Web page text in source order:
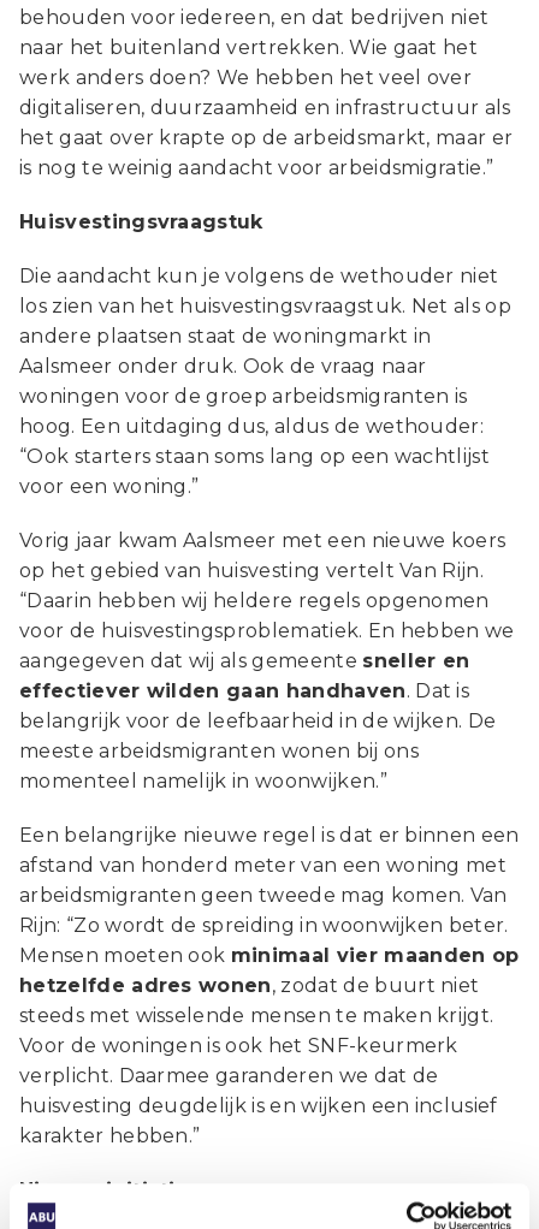
behouden voor iedereen, en dat bedrijven niet
naar het buitenland vertrekken. Wie gaat het
werk anders doen? We hebben het veel over
digitaliseren, duurzaamheid en infrastructuur als
het gaat over krapte op de arbeidsmarkt, maar er
is nog te weinig aandacht voor arbeidsmigratie.”
Huisvestingsvraagstuk
Die aandacht kun je volgens de wethouder niet
los zien van het huisvestingsvraagstuk. Net als op
andere plaatsen staat de woningmarkt in
Aalsmeer onder druk. Ook de vraag naar
woningen voor de groep arbeidsmigranten is
hoog. Een uitdaging dus, aldus de wethouder:
“Ook starters staan soms lang op een wachtlijst
voor een woning.”
Vorig jaar kwam Aalsmeer met een nieuwe koers
op het gebied van huisvesting vertelt Van Rijn.
“Daarin hebben wij heldere regels opgenomen
voor de huisvestingsproblematiek. En hebben we
aangegeven dat wij als gemeente sneller en
effectiever wilden gaan handhaven. Dat is
belangrijk voor de leefbaarheid in de wijken. De
meeste arbeidsmigranten wonen bij ons
momenteel namelijk in woonwijken.”
Een belangrijke nieuwe regel is dat er binnen een
afstand van honderd meter van een woning met
arbeidsmigranten geen tweede mag komen. Van
Rijn: “Zo wordt de spreiding in woonwijken beter.
Mensen moeten ook minimaal vier maanden op
hetzelfde adres wonen, zodat de buurt niet
steeds met wisselende mensen te maken krijgt.
Voor de woningen is ook het SNF-keurmerk
verplicht. Daarmee garanderen we dat de
huisvesting deugdelijk is en wijken een inclusief
karakter hebben.”
Nieuwe initiatieven